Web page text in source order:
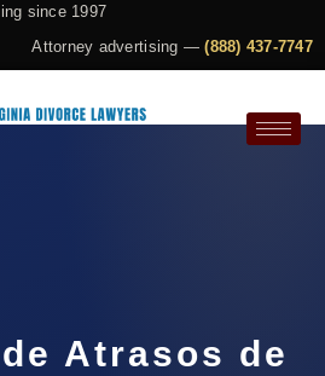
since 1997
Attorney advertising —(888) 437-7747
Atrasos de